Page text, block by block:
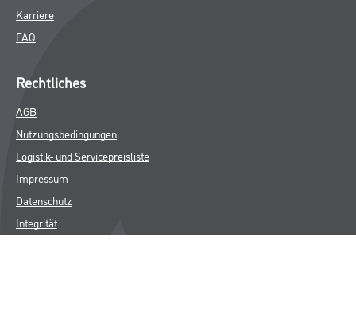
Karriere
FAQ
Rechtliches
AGB
Nutzungsbedingungen
Logistik- und Servicepreisliste
Impressum
Datenschutz
Integrität